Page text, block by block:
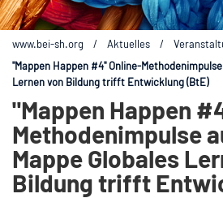
www.bei-sh.org / Aktuelles /
"Mappen Happen #4" Online-
Lernen von Bildung trifft Entwicklung (BtE)
"Mappen Happen
Methodenimpulse
Mappe Globales
Bildung trifft